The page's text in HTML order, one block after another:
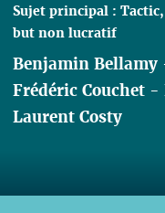
Sujet principal :
but non lucratif
Benjamin Bellamy
Frédéric Couchet -
Laurent Costy